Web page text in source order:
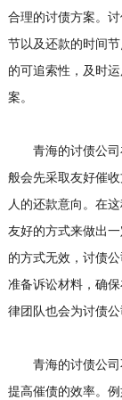
合理的讨债方案。
节以及还款的时间
的可追索性，及时
案。
青海的讨债公司
般会先采取友好催
人的还款意向。在
友好的方式来做出
的方式无效，讨债
准备诉讼材料，确
律团队也会为讨债
青海的讨债公司
提高催债的效率。